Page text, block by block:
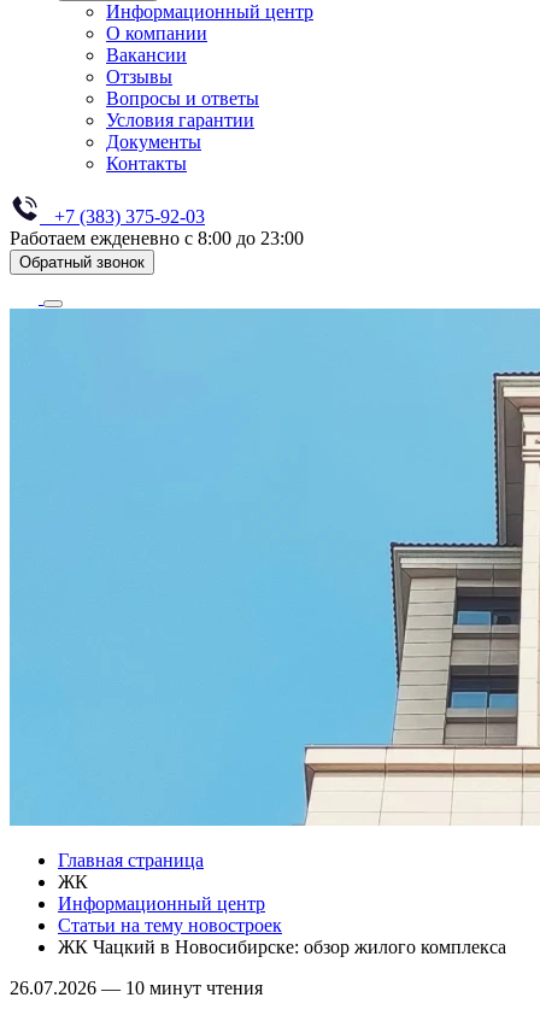
Информационный центр
О компании
Вакансии
Отзывы
Вопросы и ответы
Условия гарантии
Документы
Контакты
+7 (383) 375-92-03
Работаем ежденевно с 8:00 до 23:00
Обратный звонок
Главная страница
ЖК
Информационный центр
Статьи на тему новостроек
ЖК Чацкий в Новосибирске: обзор жилого комплекса
26.07.2026 — 10 минут чтения